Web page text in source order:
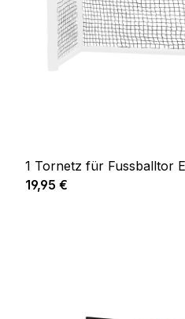
1 Tornetz für Fussballtor
Prix régulier :
19,95 €